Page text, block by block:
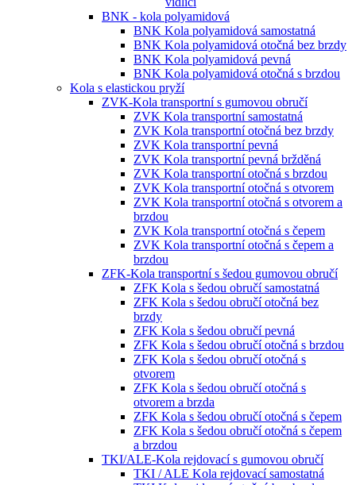
BNK - kola polyamidová
BNK Kola polyamidová samostatná
BNK Kola polyamidová otočná bez brzdy
BNK Kola polyamidová pevná
BNK Kola polyamidová otočná s brzdou
Kola s elastickou pryží
ZVK-Kola transportní s gumovou obručí
ZVK Kola transportní samostatná
ZVK Kola transportní otočná bez brzdy
ZVK Kola transportní pevná
ZVK Kola transportní pevná bržděná
ZVK Kola transportní otočná s brzdou
ZVK Kola transportní otočná s otvorem
ZVK Kola transportní otočná s otvorem a
brzdou
ZVK Kola transportní otočná s čepem
ZVK Kola transportní otočná s čepem a
brzdou
ZFK-Kola transportní s šedou gumovou obručí
ZFK Kola s šedou obručí samostatná
ZFK Kola s šedou obručí otočná bez
brzdy
ZFK Kola s šedou obručí pevná
ZFK Kola s šedou obručí otočná s brzdou
ZFK Kola s šedou obručí otočná s
otvorem
ZFK Kola s šedou obručí otočná s
otvorem a brzda
ZFK Kola s šedou obručí otočná s čepem
ZFK Kola s šedou obručí otočná s čepem
a brzdou
TKI/ALE-Kola rejdovací s gumovou obručí
TKI / ALE Kola rejdovací samostatná